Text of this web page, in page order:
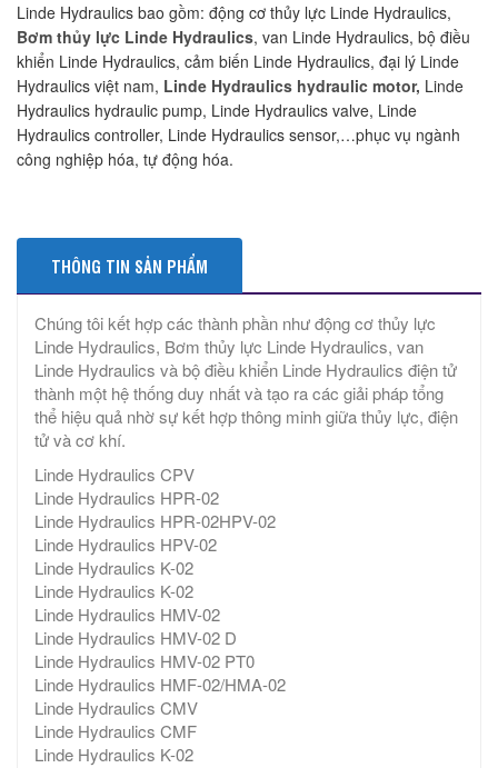
Linde Hydraulics bao gồm: động cơ thủy lực Linde Hydraulics,
Bơm thủy lực Linde Hydraulics, van Linde Hydraulics, bộ điều
khiển Linde Hydraulics, cảm biến Linde Hydraulics, đại lý Linde
Hydraulics việt nam, Linde Hydraulics hydraulic motor, Linde
Hydraulics hydraulic pump, Linde Hydraulics valve, Linde
Hydraulics controller, Linde Hydraulics sensor,…phục vụ ngành
công nghiệp hóa, tự động hóa.
THÔNG TIN SẢN PHẨM
Chúng tôi kết hợp các thành phần như động cơ thủy lực
Linde Hydraulics, Bơm thủy lực Linde Hydraulics, van
Linde Hydraulics và bộ điều khiển Linde Hydraulics điện tử
thành một hệ thống duy nhất và tạo ra các giải pháp tổng
thể hiệu quả nhờ sự kết hợp thông minh giữa thủy lực, điện
tử và cơ khí.
Linde Hydraulics CPV
Linde Hydraulics HPR-02
Linde Hydraulics HPR-02HPV-02
Linde Hydraulics HPV-02
Linde Hydraulics K-02
Linde Hydraulics K-02
Linde Hydraulics HMV-02
Linde Hydraulics HMV-02 D
Linde Hydraulics HMV-02 PT0
Linde Hydraulics HMF-02/HMA-02
Linde Hydraulics CMV
Linde Hydraulics CMF
Linde Hydraulics K-02